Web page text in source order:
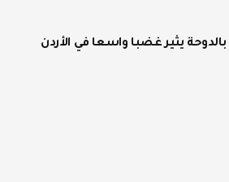
يثير غضبا واسعا في الأردن